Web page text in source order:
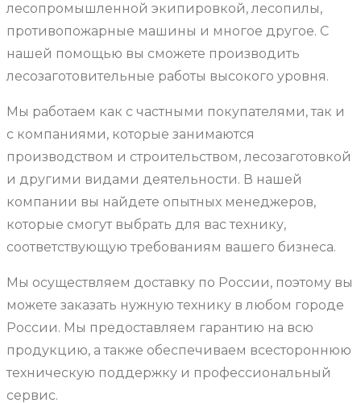
лесопромышленной экипировкой, лесопилы,
противопожарные машины и многое другое. С
нашей помощью вы сможете производить
лесозаготовительные работы высокого уровня.
Мы работаем как с частными покупателями, так и
с компаниями, которые занимаются
производством и строительством, лесозаготовкой
и другими видами деятельности. В нашей
компании вы найдете опытных менеджеров,
которые смогут выбрать для вас технику,
соответствующую требованиям вашего бизнеса.
Мы осуществляем доставку по России, поэтому вы
можете заказать нужную технику в любом городе
России. Мы предоставляем гарантию на всю
продукцию, а также обеспечиваем всестороннюю
техническую поддержку и профессиональный
сервис.